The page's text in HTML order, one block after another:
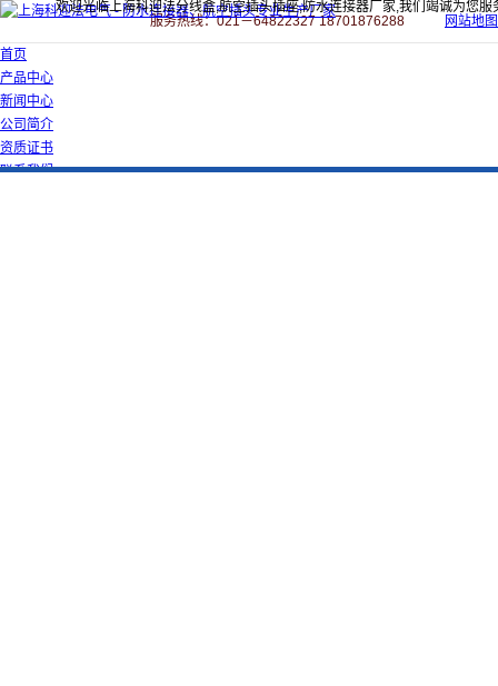
欢迎光临上海科迎法分线盒,航空插头插座,防水连接器厂家,我们竭诚为您服
服务热线：021－64822327 18701876288
网站地图
首页
产品中心
新闻中心
公司简介
资质证书
联系我们